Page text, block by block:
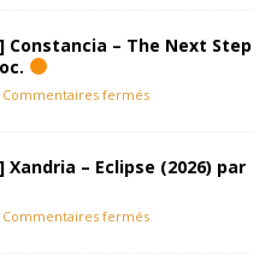
Constancia – The Next Step
Commentaires fermés
Xandria – Eclipse (2026) par
Commentaires fermés